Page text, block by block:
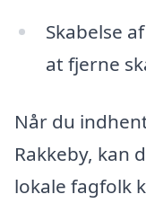
Skabelse
at fjerne
Når du
Rakkeby, kan
lokale fagfolk